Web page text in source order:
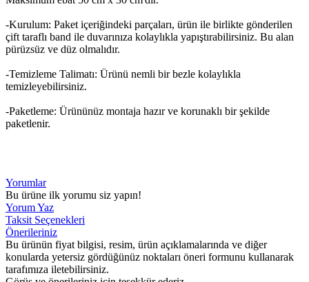
-Kurulum: Paket içeriğindeki parçaları, ürün ile birlikte gönderilen
çift taraflı band ile duvarınıza kolaylıkla yapıştırabilirsiniz. Bu alan
pürüzsüz ve düz olmalıdır.
-Temizleme Talimatı: Ürünü nemli bir bezle kolaylıkla
temizleyebilirsiniz.
-Paketleme: Ürününüz montaja hazır ve korunaklı bir şekilde
paketlenir.
Yorumlar
Bu ürüne ilk yorumu siz yapın!
Yorum Yaz
Taksit Seçenekleri
Önerileriniz
Bu ürünün fiyat bilgisi, resim, ürün açıklamalarında ve diğer
konularda yetersiz gördüğünüz noktaları öneri formunu kullanarak
tarafımıza iletebilirsiniz.